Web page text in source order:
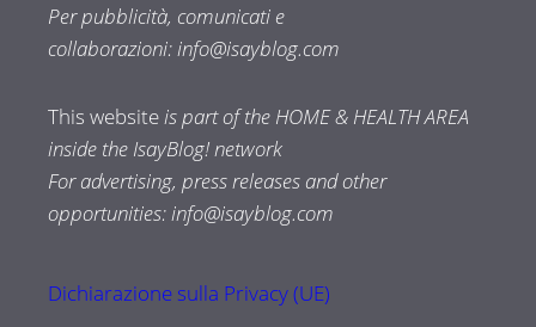
Per pubblicità, comunicati e
collaborazioni: info@isayblog.com
This website is part of the HOME & HEALTH AREA
inside the IsayBlog! network
For advertising, press releases and other
opportunities: info@isayblog.com
Dichiarazione sulla Privacy (UE)